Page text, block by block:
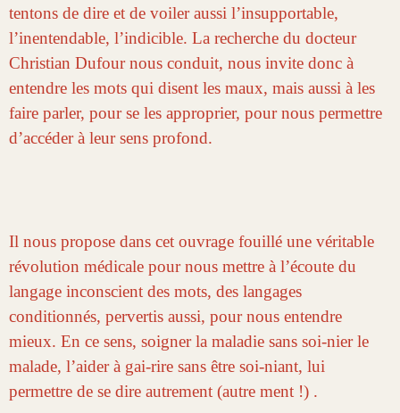
tentons de dire et de voiler aussi l’insupportable,
l’inentendable, l’indicible. La recherche du docteur
Christian Dufour nous conduit, nous invite donc à
entendre les mots qui disent les maux, mais aussi à les
faire parler, pour se les approprier, pour nous permettre
d’accéder à leur sens profond.
Il nous propose dans cet ouvrage fouillé une véritable
révolution médicale pour nous mettre à l’écoute du
langage inconscient des mots, des langages
conditionnés, pervertis aussi, pour nous entendre
mieux. En ce sens, soigner la maladie sans soi-nier le
malade, l’aider à gai-rire sans être soi-niant, lui
permettre de se dire autrement (autre ment !) .